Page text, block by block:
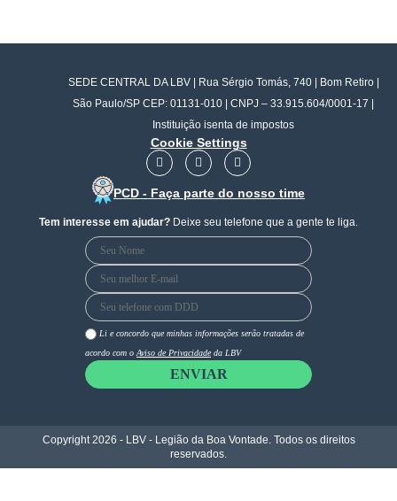
SEDE CENTRAL DA LBV | Rua Sérgio Tomás, 740 | Bom Retiro |
São Paulo/SP CEP: 01131-010 | CNPJ – 33.915.604/0001-17 |
Instituição isenta de impostos
Cookie Settings
F
a
e
o
o
I
n
t
g
r
m
Y
o
t
b
e
PCD - Faça parte do nosso time
Tem interesse em ajudar? Deixe seu telefone que a gente te liga.
Li e concordo que minhas informações serão tratadas de
acordo com o Aviso de Privacidade da LBV
ENVIAR
Copyright 2026 - LBV - Legião da Boa Vontade. Todos os direitos
reservados.